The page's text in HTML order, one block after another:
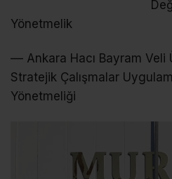
Yönetmelik
–– Ankara Hacı Bayram
Stratejik Çalışmalar
Yönetmeliği